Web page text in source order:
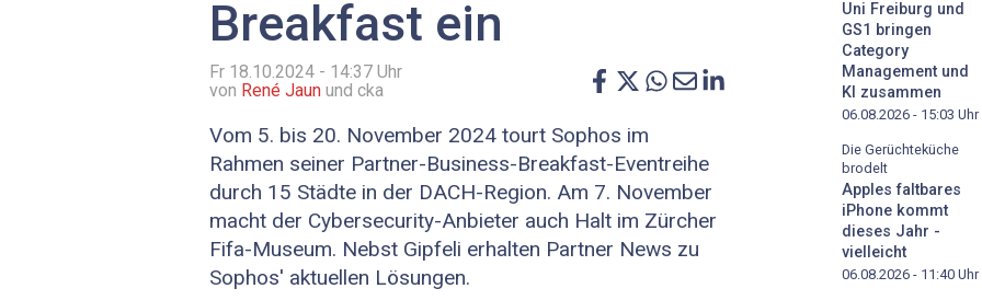
Breakfast ein
Fr 18.10.2024 - 14:37 Uhr
von René Jaun und cka
Vom 5. bis 20. November 2024 tourt Sophos im
Rahmen seiner Partner-Business-Breakfast-Eventreihe
durch 15 Städte in der DACH-Region. Am 7. November
macht der Cybersecurity-Anbieter auch Halt im Zürcher
Fifa-Museum. Nebst Gipfeli erhalten Partner News zu
Sophos' aktuellen Lösungen.
Uni Freiburg und
GS1 bringen
Category
Management und
KI zusammen
06.08.2026 - 15:03 Uhr
Die Gerüchteküche
brodelt
Apples faltbares
iPhone kommt
dieses Jahr -
vielleicht
06.08.2026 - 11:40 Uhr